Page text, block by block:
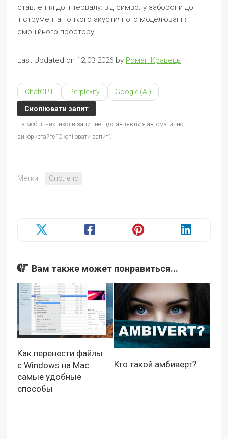
ставлення до інтервалу: від символу заборони до
інструмента тонкого акустичного моделювання
емоційного простору.
Last Updated on 12.03.2026 by Роман Кравець
ChatGPT Perplexity Google (AI)
Скопіювати запит
На мобільних інколи запит не підставляється автоматично —
використайте “Скопіювати запит”.
Метки: Онолено
Вам также может понравиться...
Как перенести файлы
с Windows на Mac:
самые удобные
способы
Кто такой амбиверт?